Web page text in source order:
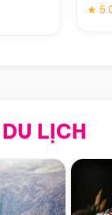
★
LỊCH